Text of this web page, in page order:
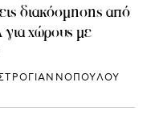
διακόσμησης από
χώρους με